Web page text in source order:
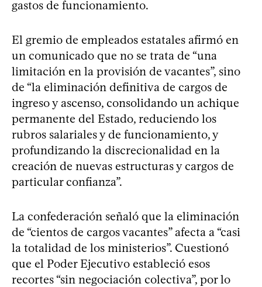
gastos de funcionamiento.
El gremio de empleados estatales afirmó en
un comunicado que no se trata de “una
limitación en la provisión de vacantes”, sino
de “la eliminación definitiva de cargos de
ingreso y ascenso, consolidando un achique
permanente del Estado, reduciendo los
rubros salariales y de funcionamiento, y
profundizando la discrecionalidad en la
creación de nuevas estructuras y cargos de
particular confianza”.
La confederación señaló que la eliminación
de “cientos de cargos vacantes” afecta a “casi
la totalidad de los ministerios”. Cuestionó
que el Poder Ejecutivo estableció esos
recortes “sin negociación colectiva”, por lo